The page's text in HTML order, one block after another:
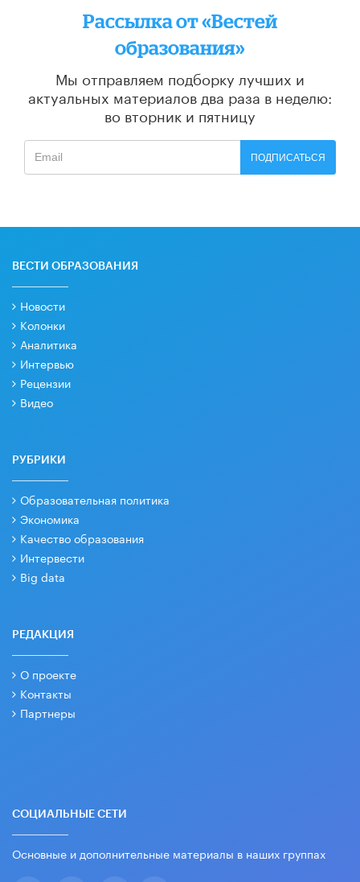
Рассылка от «Вестей
образования»
Мы отправляем подборку лучших и
актуальных материалов два раза в неделю:
во вторник и пятницу
ПОДПИСАТЬСЯ
ВЕСТИ ОБРАЗОВАНИЯ
Новости
Колонки
Аналитика
Интервью
Рецензии
Видео
РУБРИКИ
Образовательная политика
Экономика
Качество образования
Интервести
Big data
РЕДАКЦИЯ
О проекте
Контакты
Партнеры
СОЦИАЛЬНЫЕ СЕТИ
Основные и дополнительные материалы в наших группах